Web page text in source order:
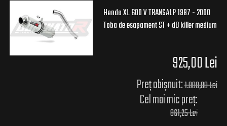
Honda XL 600 V TRANSALP 1987 - 2000
Toba de esapament ST + dB killer medium
925,00 Lei
Preț obișnuit:1.000,00 Lei
Cel mai mic preț:
861,25 Lei